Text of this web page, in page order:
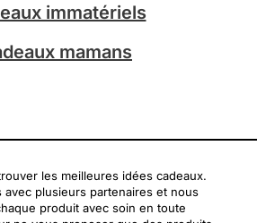
immatériels
mamans
les meilleures idées cadeaux.
avec plusieurs partenaires et nous
produit avec soin en toute